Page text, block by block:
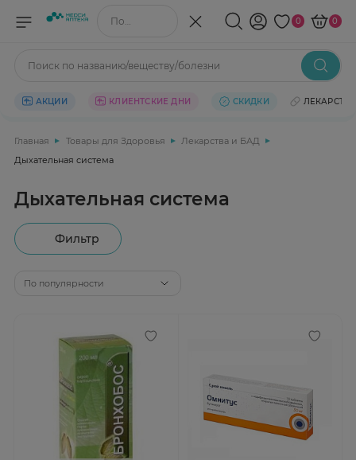
Поиск по названию/веществу 0 0
Поиск по названию/веществу/болезни
АКЦИИ КЛИЕНТСКИЕ ДНИ СКИДКИ ЛЕКАРСТВА
Главная Товары для Здоровья
Лекарства и БАД
Дыхательная система
Дыхательная система
Фильтр
По популярности